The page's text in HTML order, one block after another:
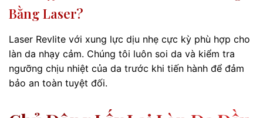
Bằng Laser?
Laser Revlite với xung lực dịu nhẹ cực kỳ phù hợp cho
làn da nhạy cảm. Chúng tôi luôn soi da và kiểm tra
ngưỡng chịu nhiệt của da trước khi tiến hành để đảm
bảo an toàn tuyệt đối.